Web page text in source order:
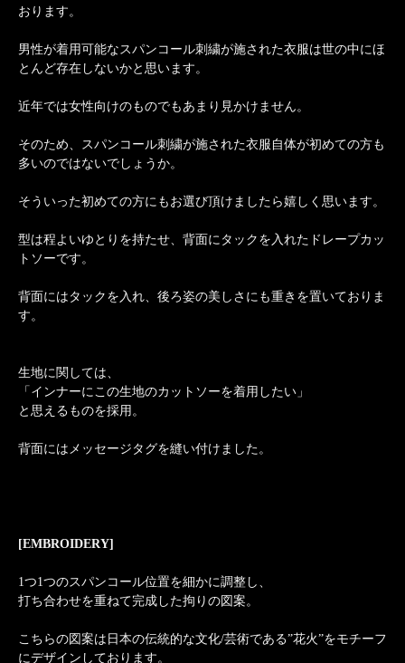
おります。
男性が着用可能なスパンコール刺繍が施された衣服は世の中にほ
とんど存在しないかと思います。
近年では女性向けのものでもあまり見かけません。
そのため、スパンコール刺繍が施された衣服自体が初めての方も
多いのではないでしょうか。
そういった初めての方にもお選び頂けましたら嬉しく思います。
型は程よいゆとりを持たせ、背面にタックを入れたドレープカッ
トソーです。
背面にはタックを入れ、後ろ姿の美しさにも重きを置いておりま
す。
生地に関しては、
「インナーにこの生地のカットソーを着用したい」
と思えるものを採用。
背面にはメッセージタグを縫い付けました。
[EMBROIDERY]
1つ1つのスパンコール位置を細かに調整し、
打ち合わせを重ねて完成した拘りの図案。
こちらの図案は日本の伝統的な文化/芸術である”花火”をモチーフ
にデザインしております。